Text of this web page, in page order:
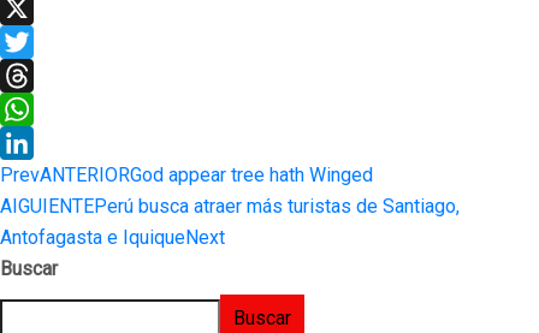
Facebook
X
Twitter
Threads
WhatsApp
LinkedIn
PrevANTERIORGod appear tree hath Winged
AIGUIENTEPerú busca atraer más turistas de Santiago,
Antofagasta e IquiqueNext
Buscar
Buscar